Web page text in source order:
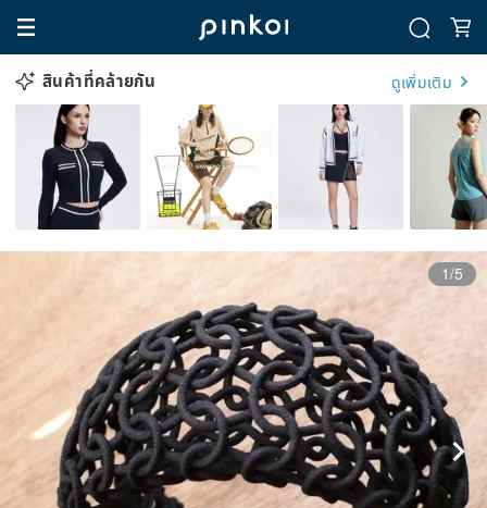
สินค้าที่คล้ายกัน ดูเพิ่มเติม
1/5